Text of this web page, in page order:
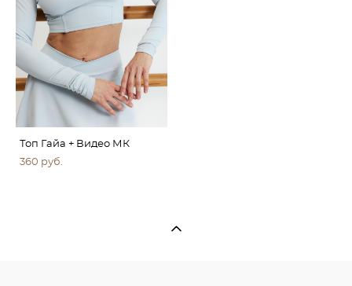
Топ Гайа + Видео МК
360 pуб.